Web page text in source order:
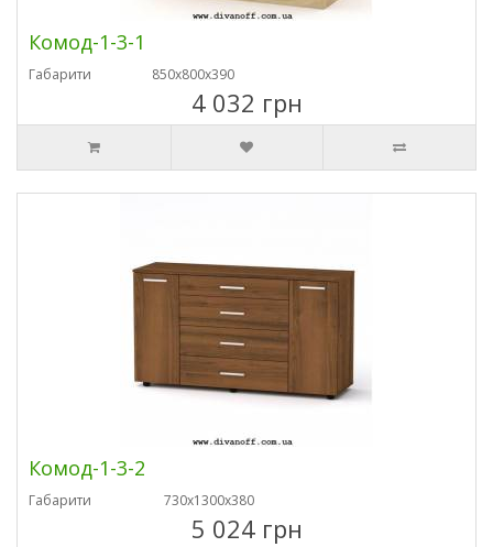
Комод-1-3-1
Габарити 850х800х390
4 032 грн
Комод-1-3-2
Габарити 730х1300х380
5 024 грн